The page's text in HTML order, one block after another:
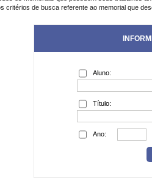
critérios de busca referente ao memorial que
Aluno:
Título:
Ano: